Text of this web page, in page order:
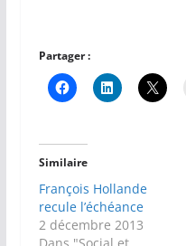
Partager :
Similaire
François Hollande
recule l’échéance
2 décembre 2013